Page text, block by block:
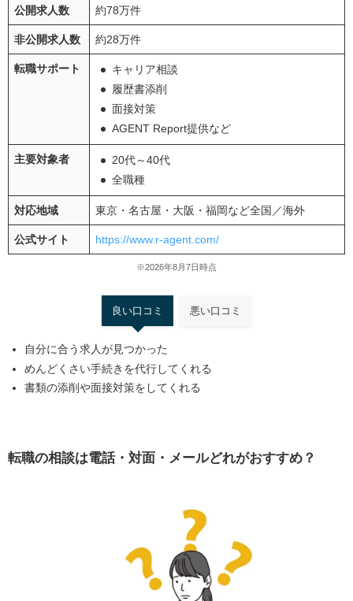
公開求人数 約78万件
非公開求人数 約28万件
転職サポート
キャリア相談
履歴書添削
面接対策
AGENT Report提供など
主要対象者
20代～40代
全職種
対応地域 東京・名古屋・大阪・福岡など全国／海外
公式サイト https://www.r-agent.com/
※2026年8月7日時点
良い口コミ 悪い口コミ
自分に合う求人が見つかった
めんどくさい手続きを代行してくれる
書類の添削や面接対策をしてくれる
転職の相談は電話・対面・メールどれがおすすめ？